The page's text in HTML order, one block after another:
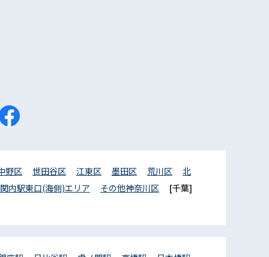
野区 世田谷区 江東区 墨田区 荒川区
北
関内駅東口(海側)エリア その他神奈川区
[千葉]